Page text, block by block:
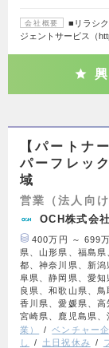
会社概要
■リラシ
ジェントサービス（
【パートナ
パーフレッ
域
営業（法人向け
OCH株式会社
400万円 ～ 699
県、山形県、福島
都、神奈川県、新
阜県、静岡県、愛
良県、和歌山県、
香川県、愛媛県、高
宮崎県、鹿児島県、
業）
ベンチャー
し
土日祝休み